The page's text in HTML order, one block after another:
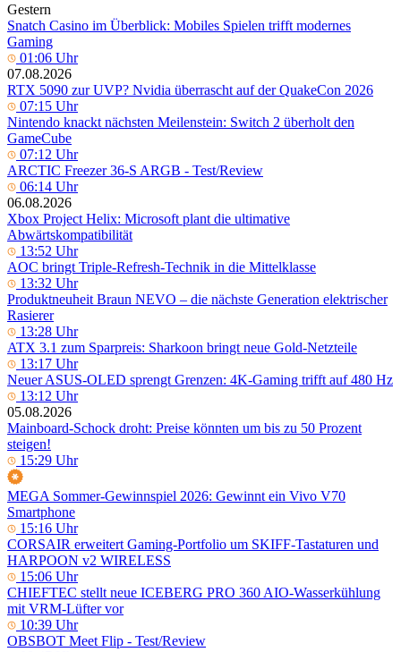
Gestern
Snatch Casino im Überblick: Mobiles Spielen trifft modernes
Gaming
01:06 Uhr
07.08.2026
RTX 5090 zur UVP? Nvidia überrascht auf der QuakeCon 2026
07:15 Uhr
Nintendo knackt nächsten Meilenstein: Switch 2 überholt den
GameCube
07:12 Uhr
ARCTIC Freezer 36-S ARGB - Test/Review
06:14 Uhr
06.08.2026
Xbox Project Helix: Microsoft plant die ultimative
Abwärtskompatibilität
13:52 Uhr
AOC bringt Triple-Refresh-Technik in die Mittelklasse
13:32 Uhr
Produktneuheit Braun NEVO – die nächste Generation elektrischer
Rasierer
13:28 Uhr
ATX 3.1 zum Sparpreis: Sharkoon bringt neue Gold-Netzteile
13:17 Uhr
Neuer ASUS-OLED sprengt Grenzen: 4K-Gaming trifft auf 480 Hz
13:12 Uhr
05.08.2026
Mainboard-Schock droht: Preise könnten um bis zu 50 Prozent
steigen!
15:29 Uhr
MEGA Sommer-Gewinnspiel 2026: Gewinnt ein Vivo V70
Smartphone
15:16 Uhr
CORSAIR erweitert Gaming-Portfolio um SKIFF-Tastaturen und
HARPOON v2 WIRELESS
15:06 Uhr
CHIEFTEC stellt neue ICEBERG PRO 360 AIO-Wasserkühlung
mit VRM-Lüfter vor
10:39 Uhr
OBSBOT Meet Flip - Test/Review